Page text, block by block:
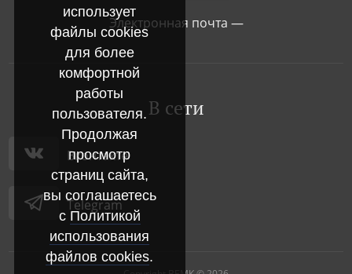
Электронная почта —
В сети
Вконтакте
Telegram
использует
файлы cookies
для более
комфортной
работы
пользователя.
Продолжая
просмотр
страниц сайта,
вы соглашаетесь
с Политикой
использования
файлов cookies.